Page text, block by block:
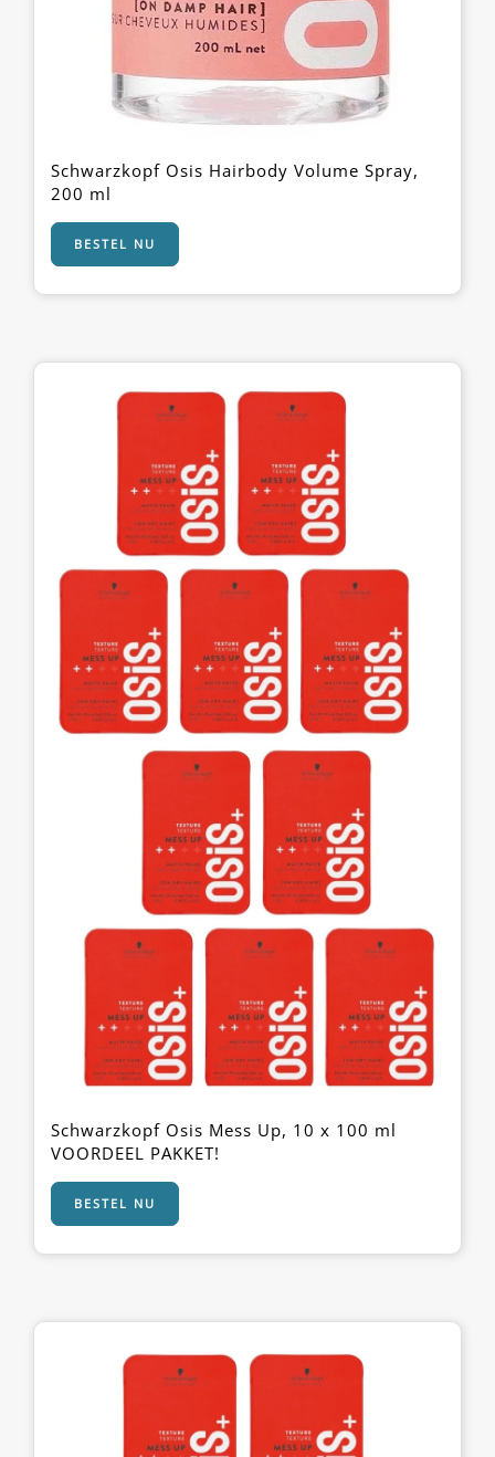
Schwarzkopf Osis Hairbody Volume Spray,
200 ml
BESTEL NU
Schwarzkopf Osis Mess Up, 10 x 100 ml
VOORDEEL PAKKET!
BESTEL NU